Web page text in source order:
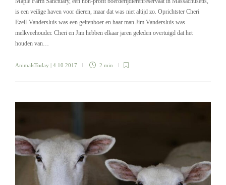
is een veilige haven voor dieren, maar dat was niet altijd zo. Oprichtster Cheri
Ezell-Vandersluis was een geitenboer en haar man Jim Vandersluis was
melkveehouder. Cheri en Jim hebben elkaar jaren geleden overtuigd dat het
houden van…
AnimalsToday | 4 10 2017 2 min